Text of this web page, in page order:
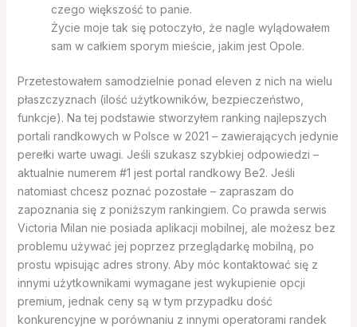
czego większość to panie.
Życie moje tak się potoczyło, że nagle wylądowałem
sam w całkiem sporym mieście, jakim jest Opole.
Przetestowałem samodzielnie ponad eleven z nich na wielu
płaszczyznach (ilość użytkowników, bezpieczeństwo,
funkcje). Na tej podstawie stworzyłem ranking najlepszych
portali randkowych w Polsce w 2021 – zawierających jedynie
perełki warte uwagi. Jeśli szukasz szybkiej odpowiedzi –
aktualnie numerem #1 jest portal randkowy Be2. Jeśli
natomiast chcesz poznać pozostałe – zapraszam do
zapoznania się z poniższym rankingiem. Co prawda serwis
Victoria Milan nie posiada aplikacji mobilnej, ale możesz bez
problemu używać jej poprzez przeglądarkę mobilną, po
prostu wpisując adres strony. Aby móc kontaktować się z
innymi użytkownikami wymagane jest wykupienie opcji
premium, jednak ceny są w tym przypadku dość
konkurencyjne w porównaniu z innymi operatorami randek